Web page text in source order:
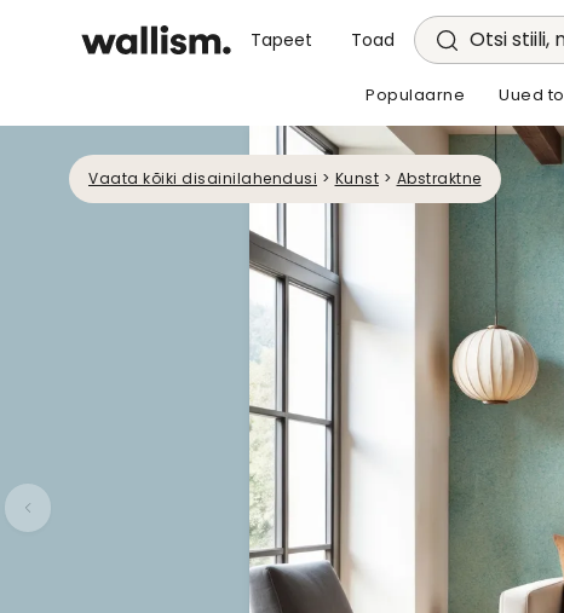
Tapeet Toad Otsi stiili,
Populaarne Uued
Vaata kõiki disainilahendusi > Kunst > Abstraktne